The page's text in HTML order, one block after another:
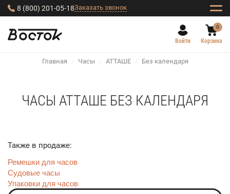
8 (800) 201-05-18Заказать звонок
Войти
0
Корзина
Главная / Часы / АТТАШЕ / Без календаря
ЧАСЫ АТТАШЕ БЕЗ КАЛЕНДАРЯ
Также в продаже:
Ремешки для часов
Судовые часы
Упаковки для часов